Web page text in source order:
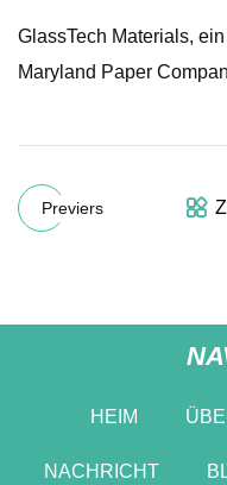
GlassTech Materials,
Maryland Paper
Previers
HEIM
NACHRICHT